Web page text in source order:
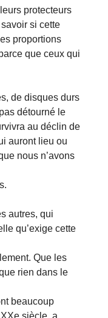
protecteurs
si cette
proportions
que ceux qui
de disques durs
détourné le
au déclin de
auront lieu ou
nous n’avons
autres, qui
qu’exige cette
Que les
rien dans le
beaucoup